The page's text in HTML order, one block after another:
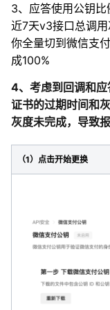
3、应答使用公钥
近7天v3接口总调
你全量切到微信支
成100%
4、考虑到回调和
证书的过期时间和
灰度未完成，导致
（1）点击开始更换